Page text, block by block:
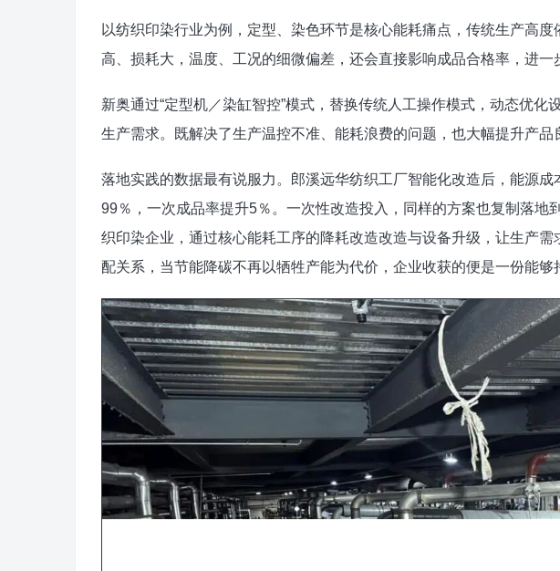
以纺织印染行业为例，定型、染色环节是核心能耗痛点，传统生产高
高、损耗大，温度、工况的细微偏差，还会直接影响成品合格率，进一
新奥通过“定型机／染缸智控”模式，替换传统人工操作模式，动态优化
生产需求。既解决了生产温控不准、能耗浪费的问题，也大幅提升产品
落地实践的数据最有说服力。郎溪远华纺织工厂智能化改造后，能源
99％，一次成品率提升5％。一次性改造投入，同样的方案也复制落地
织印染企业，通过核心能耗工序的降耗改造改造与设备升级，让生产
配关系，当节能降碳不再以牺牲产能为代价，企业收获的便是一份能够